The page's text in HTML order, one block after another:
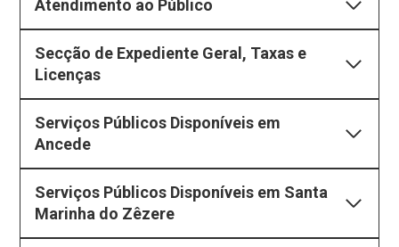
Atendimento ao Público
Secção de Expediente Geral, Taxas e
Licenças
Serviços Públicos Disponíveis em
Ancede
Serviços Públicos Disponíveis em Santa
Marinha do Zêzere